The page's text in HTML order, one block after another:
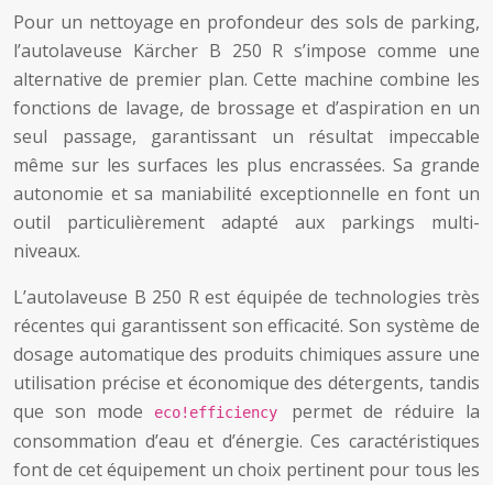
Pour un nettoyage en profondeur des sols de parking,
l’autolaveuse Kärcher B 250 R s’impose comme une
alternative de premier plan. Cette machine combine les
fonctions de lavage, de brossage et d’aspiration en un
seul passage, garantissant un résultat impeccable
même sur les surfaces les plus encrassées. Sa grande
autonomie et sa maniabilité exceptionnelle en font un
outil particulièrement adapté aux parkings multi-
niveaux.
L’autolaveuse B 250 R est équipée de technologies très
récentes qui garantissent son efficacité. Son système de
dosage automatique des produits chimiques assure une
utilisation précise et économique des détergents, tandis
que son mode
eco!efficiency permet de réduire la
consommation d’eau et d’énergie. Ces caractéristiques
font de cet équipement un choix pertinent pour tous les